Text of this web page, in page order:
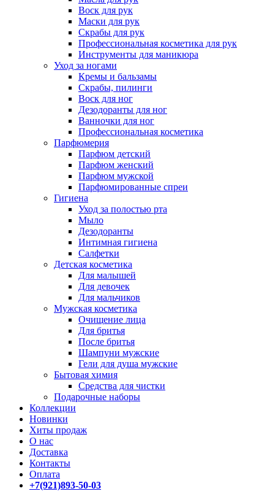
Воск для рук
Маски для рук
Скрабы для рук
Профессиональная косметика для рук
Инструменты для маникюра
Уход за ногами
Кремы и бальзамы
Скрабы, пилинги
Воск для ног
Дезодоранты для ног
Ванночки для ног
Профессиональная косметика
Парфюмерия
Парфюм детский
Парфюм женский
Парфюм мужской
Парфюмированные спреи
Гигиена
Уход за полостью рта
Мыло
Дезодоранты
Интимная гигиена
Салфетки
Детская косметика
Для малышей
Для девочек
Для мальчиков
Мужская косметика
Очищение лица
Для бритья
После бритья
Шампуни мужские
Гели для душа мужские
Бытовая химия
Средства для чистки
Подарочные наборы
Коллекции
Новинки
Хиты продаж
О нас
Доставка
Контакты
Оплата
+7(921)893-50-03